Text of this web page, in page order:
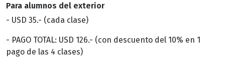
Para alumnos del exterior
- USD 35.- (cada clase)
- PAGO TOTAL: USD 126.- (con descuento del 10% en 1
pago de las 4 clases)